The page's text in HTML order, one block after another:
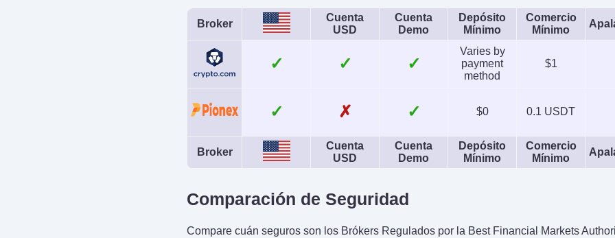
Instrumentos
Perpetuos
Plataformas
Crypto bots
Broker
Cuenta
USD
Cuenta
Demo
Depósito
Mínimo
Comercio
Mínimo
✓ ✓
Varies by
payment
method
$1
✗ ✓ $0 0.1 USDT
Broker
Cuenta
USD
Cuenta
Demo
Depósito
Mínimo
Comercio
Mínimo
Comparación de Seguridad
Compare cuán seguros son los Brókers Regulados por la Best Financial Markets